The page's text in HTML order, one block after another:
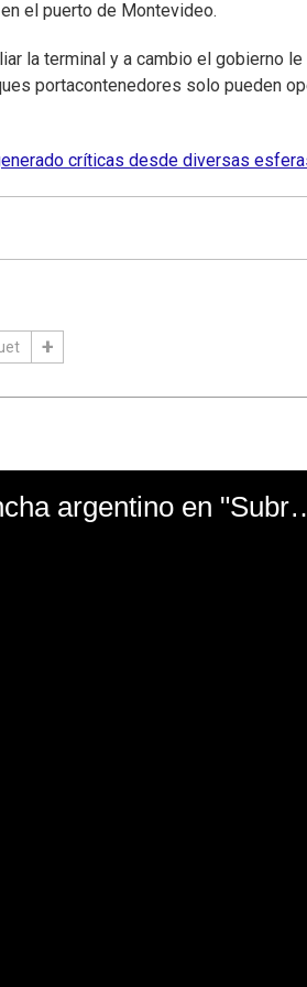
el puerto de Montevideo.
la terminal y a cambio el gobierno le
portacontenedores solo pueden
críticas desde diversas
El mal momento de Yanina